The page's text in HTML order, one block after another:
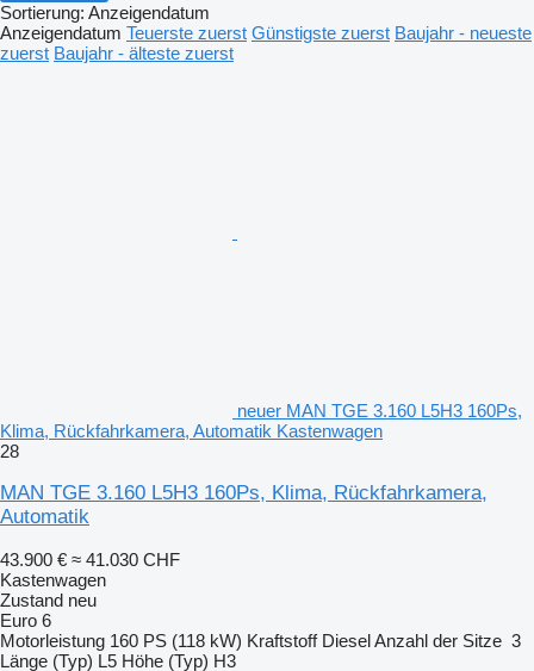
Sortierung: Anzeigendatum
Anzeigendatum Teuerste zuerst Günstigste zuerst Baujahr - neueste
zuerst Baujahr - älteste zuerst
neuer MAN TGE 3.160 L5H3 160Ps,
Klima, Rückfahrkamera, Automatik Kastenwagen
28
MAN TGE 3.160 L5H3 160Ps, Klima, Rückfahrkamera,
Automatik
43.900 € ≈ 41.030 CHF
Kastenwagen
Zustand neu
Euro 6
Motorleistung 160 PS (118 kW) Kraftstoff DieselAnzahl der Sitze 3
Länge (Typ) L5 Höhe (Typ) H3